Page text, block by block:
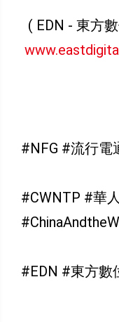
( EDN - 東方
#NFG #流行
#CWNTP #華
#EDN #東方